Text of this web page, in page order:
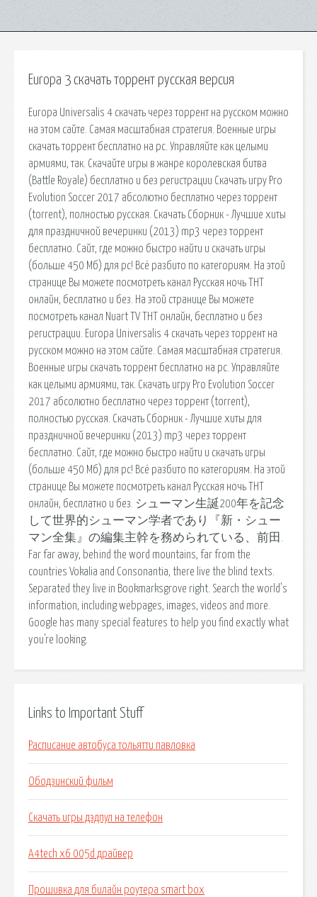
Europa 3 скачать торрент русская версия
Europa Universalis 4 скачать через торрент на русском можно
на этом сайте. Самая масштабная стратегия. Военные игры
скачать торрент бесплатно на pc. Управляйте как целыми
армиями, так. Скачайте игры в жанре королевская битва
(Battle Royale) бесплатно и без регистрации Скачать игру Pro
Evolution Soccer 2017 абсолютно бесплатно через торрент
(torrent), полностью русская. Скачать Сборник - Лучшие хиты
для праздничной вечеринки (2013) mp3 через торрент
бесплатно. Сайт, где можно быстро найти и скачать игры
(больше 450 Мб) для pc! Всё разбито по категориям. На этой
странице Вы можете посмотреть канал Русская ночь ТНТ
онлайн, бесплатно и без. На этой странице Вы можете
посмотреть канал Nuart TV ТНТ онлайн, бесплатно и без
регистрации. Europa Universalis 4 скачать через торрент на
русском можно на этом сайте. Самая масштабная стратегия.
Военные игры скачать торрент бесплатно на pc. Управляйте
как целыми армиями, так. Скачать игру Pro Evolution Soccer
2017 абсолютно бесплатно через торрент (torrent),
полностью русская. Скачать Сборник - Лучшие хиты для
праздничной вечеринки (2013) mp3 через торрент
бесплатно. Сайт, где можно быстро найти и скачать игры
(больше 450 Мб) для pc! Всё разбито по категориям. На этой
странице Вы можете посмотреть канал Русская ночь ТНТ
онлайн, бесплатно и без. シューマン生誕200年を記念
して世界的シューマン学者であり『新・シュー
マン全集』の編集主幹を務められている、前田.
Far far away, behind the word mountains, far from the
countries Vokalia and Consonantia, there live the blind texts.
Separated they live in Bookmarksgrove right. Search the world's
information, including webpages, images, videos and more.
Google has many special features to help you find exactly what
you're looking.
Links to Important Stuff
Расписание автобуса тольятти павловка
Ободзинский фильм
Скачать игры дэдпул на телефон
A4tech x6 005d драйвер
Прошивка для билайн роутера smart box